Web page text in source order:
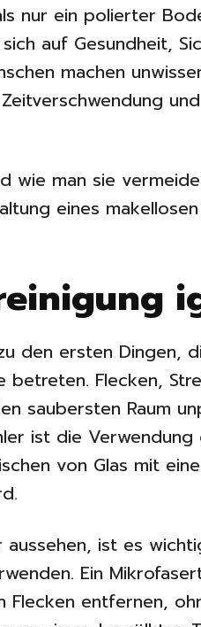
nur ein polierter
auf Gesundheit,
machen
wie man sie
eines
den ersten Dingen,
betreten. Flecken,
saubersten Raum
ist die
von Glas mit
aussehen, ist es
Ein
Flecken entfernen,